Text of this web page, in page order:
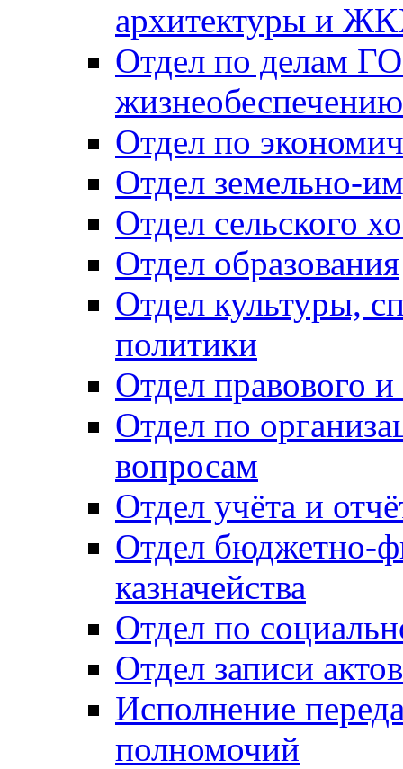
архитектуры и
Отдел по делам
Отдел по
Отдел земельно-
Отдел сельского
Отдел образования
Отдел культуры,
политики
Отдел правового
Отдел по
вопросам
Отдел учёта и
Отдел бюджетно-
казначейства
Отдел по
Отдел записи
Исполнение
полномочий